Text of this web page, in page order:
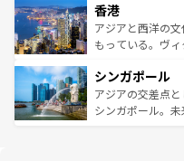
とつ。フォーやバ
ひ現地で味わい
が旅行者を迎え
参照してほしい。
の活気が交差して
帯で自然と触れ
いビーチでリゾ
激する。気候は一
が待っている。
た文化、そして
香港
アジアと西洋の
もっている。ヴ
み、どこを訪れて
ており、効率よ
うな絶景から文
シンガポール
アジアの交差点
シンガポール。